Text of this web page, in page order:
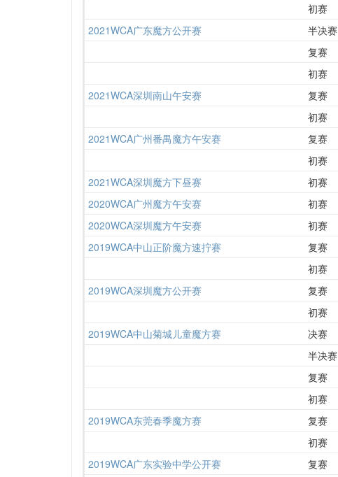
初赛
2021WCA广东魔方公开赛 半决赛
复赛
初赛
2021WCA深圳南山午安赛 复赛
初赛
2021WCA广州番禺魔方午安赛 复赛
初赛
2021WCA深圳魔方下昼赛 初赛
2020WCA广州魔方午安赛 初赛
2020WCA深圳魔方午安赛 初赛
2019WCA中山正阶魔方速拧赛 复赛
初赛
2019WCA深圳魔方公开赛 复赛
初赛
2019WCA中山菊城儿童魔方赛 决赛
半决赛
复赛
初赛
2019WCA东莞春季魔方赛 复赛
初赛
2019WCA广东实验中学公开赛 复赛